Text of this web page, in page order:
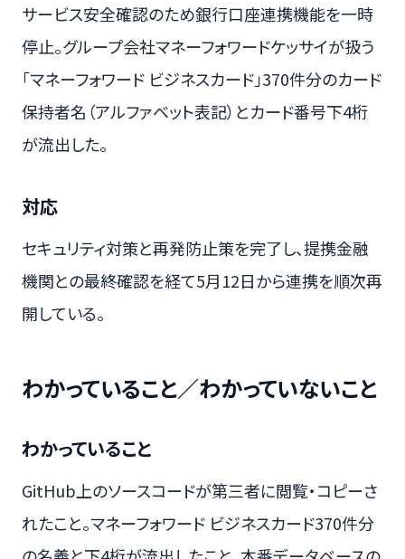
サービス安全確認のため銀行口座連携機能を一時
停止。グループ会社マネーフォワードケッサイが扱う
「マネーフォワード ビジネスカード」370件分のカード
保持者名（アルファベット表記）とカード番号下4桁
が流出した。
対応
セキュリティ対策と再発防止策を完了し、提携金融
機関との最終確認を経て5月12日から連携を順次再
開している。
わかっていること／わかっていないこと
わかっていること
GitHub上のソースコードが第三者に閲覧・コピーさ
れたこと。マネーフォワード ビジネスカード370件分